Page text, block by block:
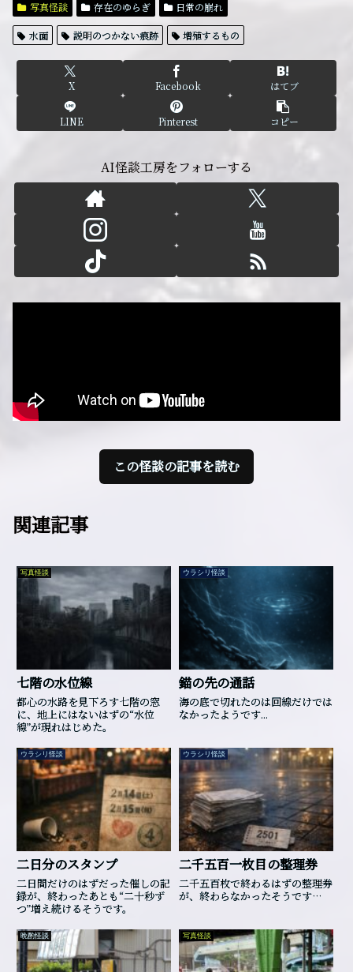
写真怪談 存在のゆらぎ 日常の崩れ
水面 説明のつかない痕跡 増殖するもの
X Facebook はてブ
LINE Pinterest コピー
AI怪談工房をフォローする
この怪談の記事を読む
関連記事
写真怪談
七階の水位線
都心の水路を見下ろす七階の窓
に、地上にはないはずの“水位
線”が現れはじめた。
ウラシリ怪談
錨の先の通話
海の底で切れたのは回線だけでは
なかったようです...
ウラシリ怪談
二日分のスタンプ
二日間だけのはずだった催しの記
録が、終わったあとも“二十秒ず
つ”増え続けるそうです。
ウラシリ怪談
二千五百一枚目の整理券
二千五百枚で終わるはずの整理券
が、終わらなかったそうです…
晩酌怪談 写真怪談